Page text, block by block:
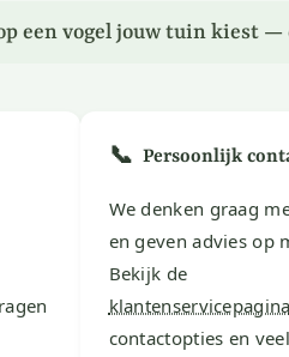
een vogel jouw tuin kiest —
📞 Persoonlijk
We denken graag
en geven advies op
Bekijk de
klantenservicepagina
contactopties en